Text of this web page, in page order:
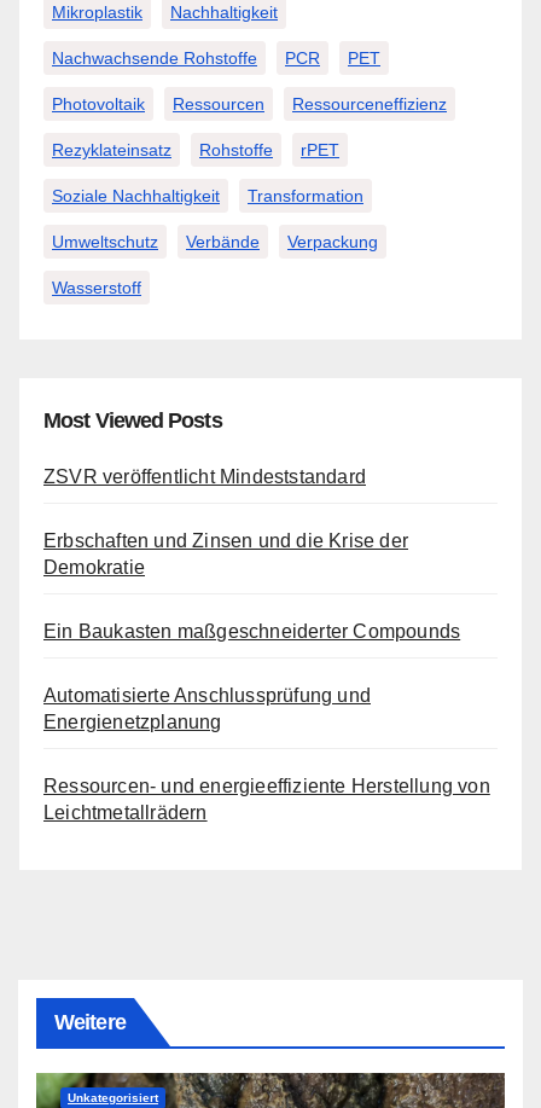
Mikroplastik Nachhaltigkeit
Nachwachsende Rohstoffe PCR PET
Photovoltaik Ressourcen Ressourceneffizienz
Rezyklateinsatz Rohstoffe rPET
Soziale Nachhaltigkeit Transformation
Umweltschutz Verbände Verpackung
Wasserstoff
Most Viewed Posts
ZSVR veröffentlicht Mindeststandard
Erbschaften und Zinsen und die Krise der
Demokratie
Ein Baukasten maßgeschneiderter Compounds
Automatisierte Anschlussprüfung und
Energienetzplanung
Ressourcen- und energieeffiziente Herstellung von
Leichtmetallrädern
Weitere
Unkategorisiert